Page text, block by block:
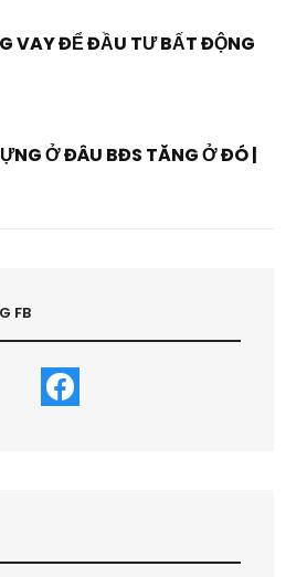
VAY ĐỂ ĐẦU TƯ BẤT ĐỘNG
Ở ĐÂU BĐS TĂNG Ở ĐÓ |
FB